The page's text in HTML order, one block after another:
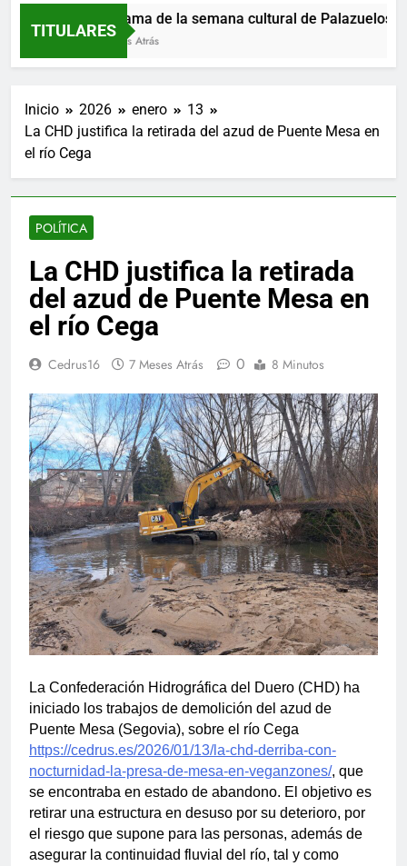
TITULARES
Programa de la semana cultural de Palazuelos de
10 Horas Atrás
Inicio 2026 enero
13
La CHD justifica la retirada del azud de Puente Mesa en
el río Cega
POLÍTICA
La CHD justifica la retirada
del azud de Puente Mesa en
el río Cega
Cedrus16 7 Meses Atrás 0 8 Minutos
La Confederación Hidrográfica del Duero (CHD) ha
iniciado los trabajos de demolición del azud de
Puente Mesa (Segovia), sobre el río Cega
https://cedrus.es/2026/01/13/la-chd-derriba-con-
nocturnidad-la-presa-de-mesa-en-veganzones/, que
se encontraba en estado de abandono. El objetivo es
retirar una estructura en desuso por su deterioro, por
el riesgo que supone para las personas, además de
asegurar la continuidad fluvial del río, tal y como